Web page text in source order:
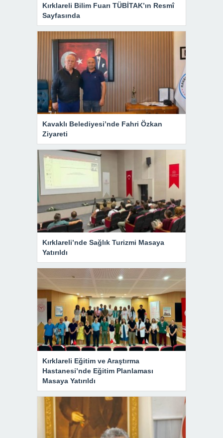
Kırklareli Bilim Fuarı TÜBİTAK’ın Resmî
Sayfasında
Kavaklı Belediyesi’nde Fahri Özkan
Ziyareti
Kırklareli’nde Sağlık Turizmi Masaya
Yatırıldı
Kırklareli Eğitim ve Araştırma
Hastanesi’nde Eğitim Planlaması
Masaya Yatırıldı